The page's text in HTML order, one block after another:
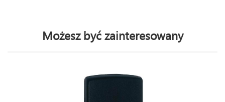
Możesz być zainteresowany